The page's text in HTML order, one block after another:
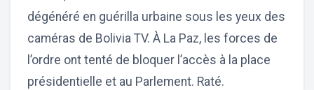
dégénéré en guérilla urbaine sous les yeux des
caméras de Bolivia TV. À La Paz, les forces de
l’ordre ont tenté de bloquer l’accès à la place
présidentielle et au Parlement. Raté.